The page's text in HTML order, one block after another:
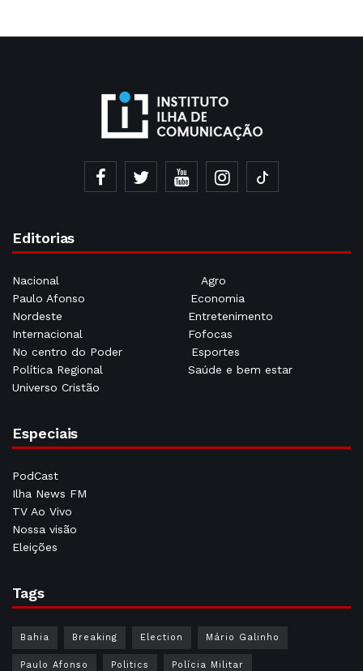
Editorias
Nacional
Agro
Paulo Afonso
Economia
Nordeste
Entretenimento
Internacional
Fofocas
No centro do Poder
Esportes
Política Regional
Saúde e bem estar
Universo Cristão
Especiais
PodCast
Ilha News FM
TV Ao Vivo
Nossa visão
Eleições
Tags
Bahia Breaking Election Mário Galinho
Paulo Afonso Politics Polícia Militar